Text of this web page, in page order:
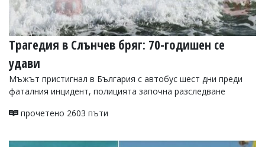
тях!
откриете
обиден
вас
коментар,
моля
ни!
Трагедия в Слънчев бряг: 70-годишен се
удави
Мъжът пристигнал в България с автобус шест дни преди
фаталния инцидент, полицията започна разследване
прочетено 2603 пъти